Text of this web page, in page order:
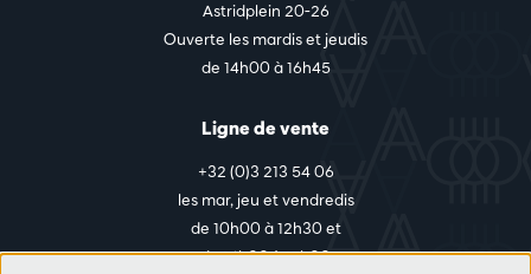
Astridplein 20-26
Ouverte les mardis et jeudis
de 14h00 à 16h45
Ligne de vente
+32 (0)3 213 54 06
les mar, jeu et vendredis
de 10h00 à 12h30 et
de 14h00 à 17h00